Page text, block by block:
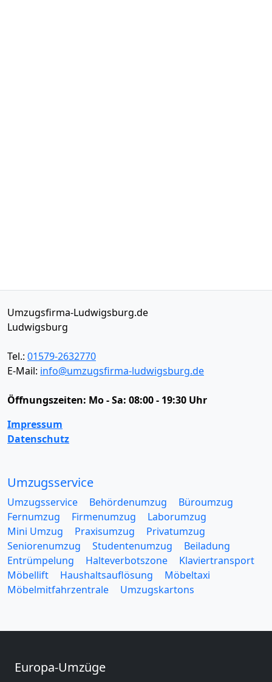
Umzugsfirma-Ludwigsburg.de
Ludwigsburg
Tel.: 01579-2632770
E-Mail: info@umzugsfirma-ludwigsburg.de
Öffnungszeiten: Mo - Sa: 08:00 - 19:30 Uhr
Impressum
Datenschutz
Umzugsservice
Umzugsservice Behördenumzug
Büroumzug
Fernumzug
Firmenumzug
Laborumzug
Mini Umzug
Praxisumzug
Privatumzug
Seniorenumzug
Studentenumzug
Beiladung
Entrümpelung
Halteverbotszone
Klaviertransport
Möbellift
Haushaltsauflösung
Möbeltaxi
Möbelmitfahrzentrale
Umzugskartons
Europa-Umzüge